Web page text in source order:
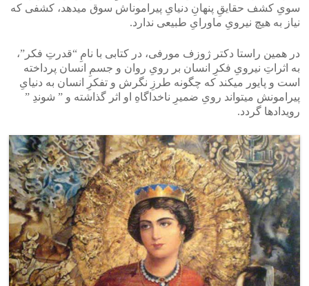
سویِ کشف حقایقِ پنهانِ دنیایِ پیراموناش سوق میدهد، کشفی که
نیاز به هیچ نیرویِ ماورایِ طبیعی ندارد.
در همین راستا دکتر ژوزف مورفی، در کتابی با نامِ “قدرتِ فکر”،
به اثراتِ نیرویِ فکرِ انسان بر رویِ روان و جسمِ انسان پرداخته
است و پایور میکند که چگونه طرزِ نگرش و تفکرِ انسان به دنیایِ
پیرامونش میتواند رویِ ضمیرِ ناخداگاهِ او اثر گذاشته و ” شوندِ ”
رویدادها گردد.